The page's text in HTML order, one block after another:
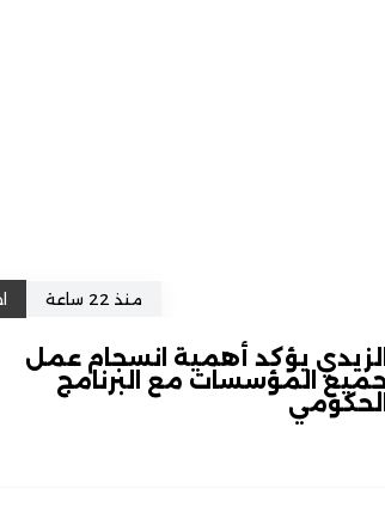
منذ 22 ساعة
الزيدي يؤكد أهمية انسجام عمل
المؤسسات مع البرنامج
الحكومي